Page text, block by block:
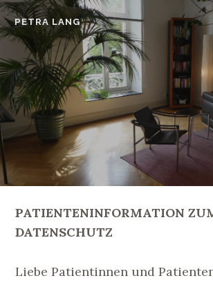
Skip
to
content
PETRA LANG
PATIENTENINFORMATION
DATENSCHUTZ
Liebe Patientinnen und